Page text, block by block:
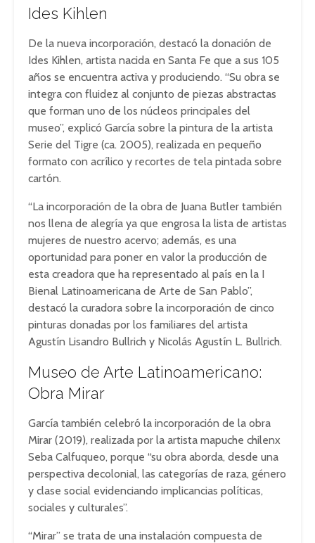
Ides Kihlen
De la nueva incorporación, destacó la donación de
Ides Kihlen, artista nacida en Santa Fe que a sus 105
años se encuentra activa y produciendo. “Su obra se
integra con fluidez al conjunto de piezas abstractas
que forman uno de los núcleos principales del
museo”, explicó García sobre la pintura de la artista
Serie del Tigre (ca. 2005), realizada en pequeño
formato con acrílico y recortes de tela pintada sobre
cartón.
“La incorporación de la obra de Juana Butler también
nos llena de alegría ya que engrosa la lista de artistas
mujeres de nuestro acervo; además, es una
oportunidad para poner en valor la producción de
esta creadora que ha representado al país en la I
Bienal Latinoamericana de Arte de San Pablo”,
destacó la curadora sobre la incorporación de cinco
pinturas donadas por los familiares del artista
Agustín Lisandro Bullrich y Nicolás Agustín L. Bullrich.
Museo de Arte Latinoamericano:
Obra Mirar
García también celebró la incorporación de la obra
Mirar (2019), realizada por la artista mapuche chilenx
Seba Calfuqueo, porque “su obra aborda, desde una
perspectiva decolonial, las categorías de raza, género
y clase social evidenciando implicancias políticas,
sociales y culturales”.
“Mirar” se trata de una instalación compuesta de